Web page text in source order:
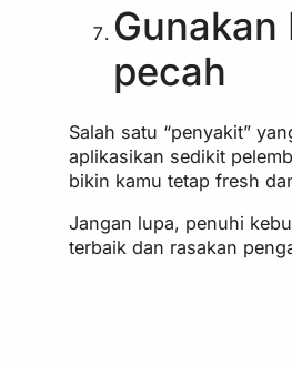
pecah
Salah satu “penyakit”
aplikasikan sedikit
bikin kamu tetap fresh
Jangan lupa, penuhi
terbaik dan rasakan